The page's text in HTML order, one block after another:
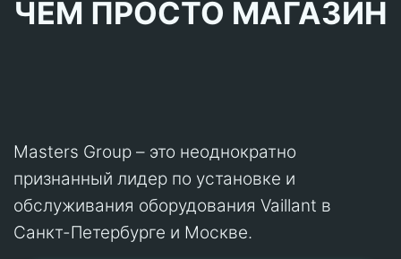
ЧЕМ ПРОСТО МАГАЗИН
Masters Group – это неоднократно
признанный лидер по установке и
обслуживания оборудования Vaillant в
Санкт-Петербурге и Москве.